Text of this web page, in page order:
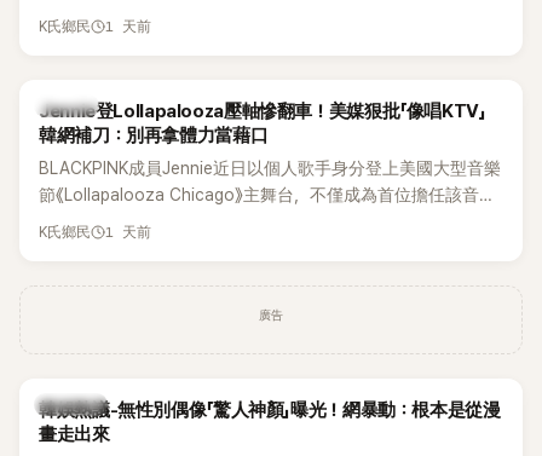
年沒有談戀愛，更首度透露空窗至今的原因，全與上一段戀情
K氏鄉民 1 天前
K-POP
Jennie登Lollapalooza壓軸慘翻車！美媒狠批「像唱KTV」
韓網補刀：別再拿體力當藉口
BLACKPINK成員Jennie近日以個人歌手身分登上美國大型音樂
節《Lollapalooza Chicago》主舞台，不僅成為首位擔任該音樂
節Headliner（壓軸主秀）的K-POP女SOLO歌手，寫下全新紀
K氏鄉民 1 天前
廣告
熱議討論
韓娛熱議-無性別偶像「驚人神顏」曝光！網暴動：根本是從漫
畫走出來